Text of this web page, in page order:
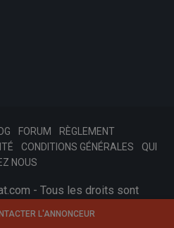
L'ANNONCEUR
FORUM
RÈGLEMENT
CONDITIONS GÉNÉRALES
QUI
NOUS
- Tous les droits sont
Tinast.fr